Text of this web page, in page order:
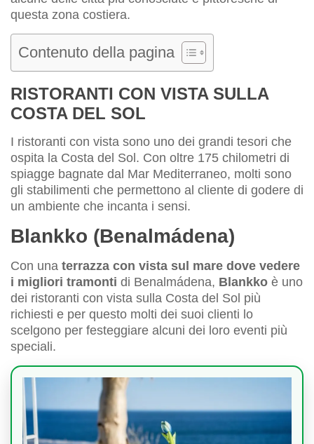
questa zona costiera.
Contenuto della pagina
RISTORANTI CON VISTA SULLA
COSTA DEL SOL
I ristoranti con vista sono uno dei grandi tesori che
ospita la Costa del Sol. Con oltre 175 chilometri di
spiagge bagnate dal Mar Mediterraneo, molti sono
gli stabilimenti che permettono al cliente di godere di
un ambiente che incanta i sensi.
Blankko (Benalmádena)
Con una terrazza con vista sul mare dove vedere
i migliori tramonti di Benalmádena, Blankko è uno
dei ristoranti con vista sulla Costa del Sol più
richiesti e per questo molti dei suoi clienti lo
scelgono per festeggiare alcuni dei loro eventi più
speciali.